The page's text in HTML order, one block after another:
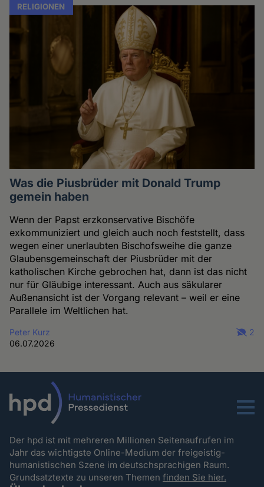
RELIGIONEN
Was die Piusbrüder mit Donald Trump
gemein haben
Wenn der Papst erzkonservative Bischöfe
exkommuniziert und gleich auch noch feststellt, dass
wegen einer unerlaubten Bischofsweihe die ganze
Glaubensgemeinschaft der Piusbrüder mit der
katholischen Kirche gebrochen hat, dann ist das nicht
nur für Gläubige interessant. Auch aus säkularer
Außenansicht ist der Vorgang relevant – weil er eine
Parallele im Weltlichen hat.
Peter Kurz
06.07.2026
2
Menu
Der hpd ist mit mehreren Millionen Seitenaufrufen im
Jahr das wichtigste Online-Medium der freigeistig-
humanistischen Szene im deutschsprachigen Raum.
Grundsatztexte zu unseren Themenfinden Sie hier.